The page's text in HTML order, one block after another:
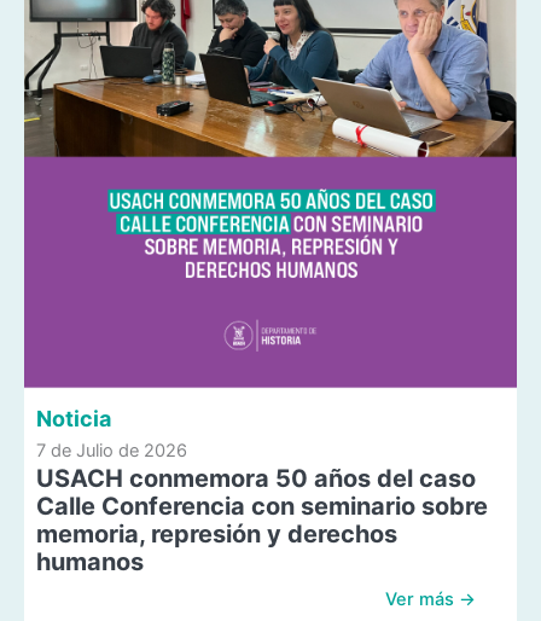
Noticia
7 de Julio de 2026
USACH conmemora 50 años del caso
Calle Conferencia con seminario sobre
memoria, represión y derechos
humanos
Ver más →